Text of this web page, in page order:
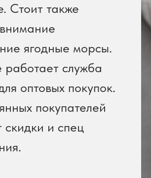
Стоит также
ягодные морсы.
работает служба
оптовых покупок.
покупателей
скидки и спец